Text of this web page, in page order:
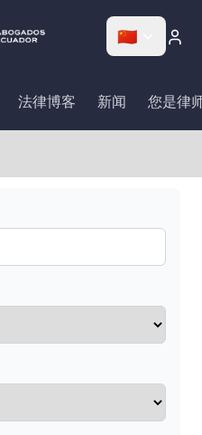
🇨🇳
法律博客 新闻 您是律